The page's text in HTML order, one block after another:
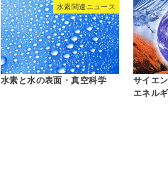
水素関連ニュース
水素と水の表面・真空科学
サイエ
エネル